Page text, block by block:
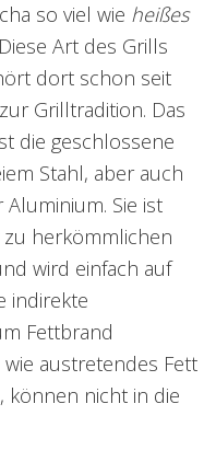
so viel wie heißes
Art des Grills
dort schon seit
Grilltradition. Das
die geschlossene
Stahl, aber auch
Sie ist
herkömmlichen
wird einfach auf
indirekte
Fettbrand
austretendes Fett
können nicht in die